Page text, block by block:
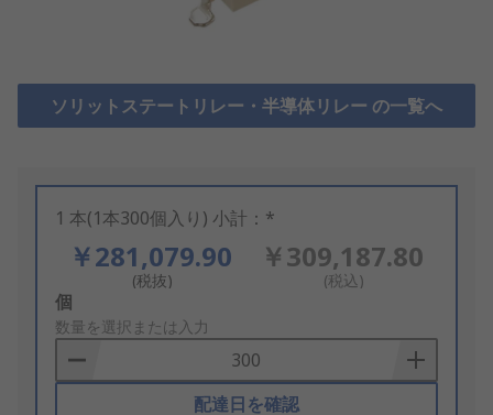
ソリットステートリレー・半導体リレー の一覧へ
1 本(1本300個入り) 小計：*
￥281,079.90
(税抜)
￥309,187.80
(税込)
Add
to
Basket
個
数量を選択または入力
配達日を確認